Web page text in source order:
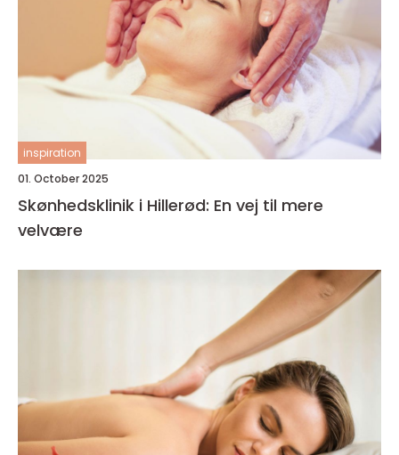
inspiration
01. October 2025
Skønhedsklinik i Hillerød: En vej til mere
velvære